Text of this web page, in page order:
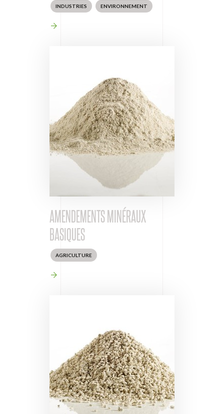
INDUSTRIES ENVIRONNEMENT
AMENDEMENTS MINÉRAUX
BASIQUES
AGRICULTURE